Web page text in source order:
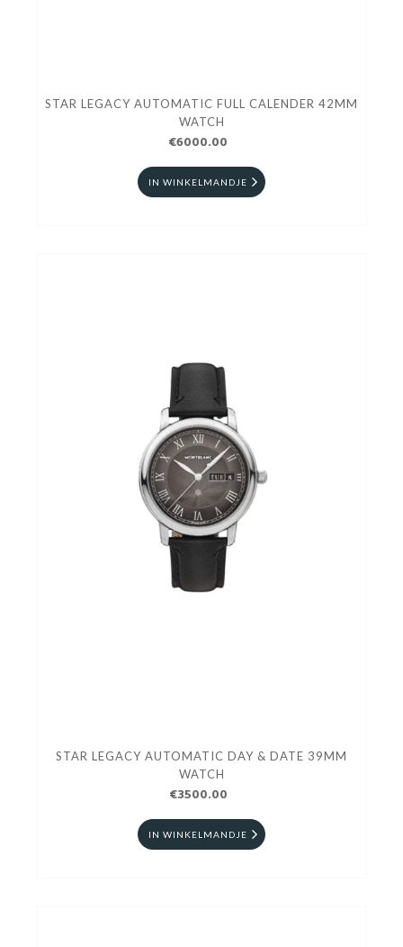
STAR LEGACY AUTOMATIC FULL CALENDER 42MM
WATCH
€6000.00
IN WINKELMANDJE
STAR LEGACY AUTOMATIC DAY & DATE 39MM
WATCH
€3500.00
IN WINKELMANDJE